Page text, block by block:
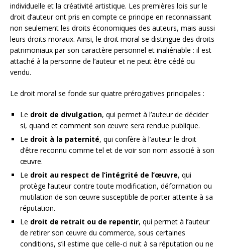
individuelle et la créativité artistique. Les premières lois sur le
droit d’auteur ont pris en compte ce principe en reconnaissant
non seulement les droits économiques des auteurs, mais aussi
leurs droits moraux. Ainsi, le droit moral se distingue des droits
patrimoniaux par son caractère personnel et inaliénable : il est
attaché à la personne de l’auteur et ne peut être cédé ou
vendu.
Le droit moral se fonde sur quatre prérogatives principales :
Le droit de divulgation, qui permet à l’auteur de décider
si, quand et comment son œuvre sera rendue publique.
Le droit à la paternité, qui confère à l’auteur le droit
d’être reconnu comme tel et de voir son nom associé à son
œuvre.
Le droit au respect de l’intégrité de l’œuvre, qui
protège l’auteur contre toute modification, déformation ou
mutilation de son œuvre susceptible de porter atteinte à sa
réputation.
Le droit de retrait ou de repentir, qui permet à l’auteur
de retirer son œuvre du commerce, sous certaines
conditions, s’il estime que celle-ci nuit à sa réputation ou ne